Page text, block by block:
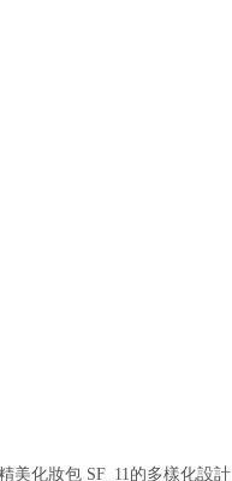
美化妝包 SF_11的多樣化設計